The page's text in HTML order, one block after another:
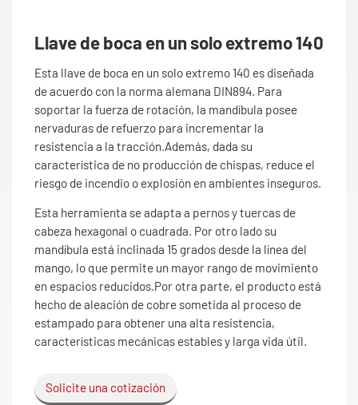
Llave de boca en un solo extremo 140
Esta llave de boca en un solo extremo 140 es diseñada
de acuerdo con la norma alemana DIN894. Para
soportar la fuerza de rotación, la mandíbula posee
nervaduras de refuerzo para incrementar la
resistencia a la tracción.Además, dada su
característica de no producción de chispas, reduce el
riesgo de incendio o explosión en ambientes inseguros.
Esta herramienta se adapta a pernos y tuercas de
cabeza hexagonal o cuadrada. Por otro lado su
mandíbula está inclinada 15 grados desde la línea del
mango, lo que permite un mayor rango de movimiento
en espacios reducidos.Por otra parte, el producto está
hecho de aleación de cobre sometida al proceso de
estampado para obtener una alta resistencia,
características mecánicas estables y larga vida útil.
Solicite una cotización